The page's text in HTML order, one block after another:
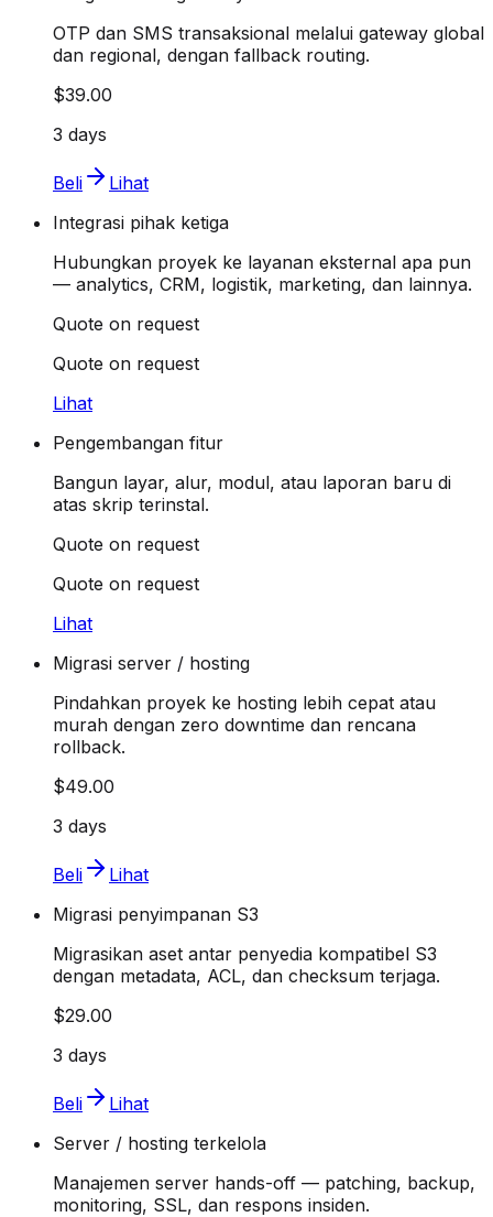
OTP dan SMS transaksional melalui gateway global
dan regional, dengan fallback routing.
$39.00
3 days
Beli
Lihat
Integrasi pihak ketiga
Hubungkan proyek ke layanan eksternal apa pun
— analytics, CRM, logistik, marketing, dan lainnya.
Quote on request
Quote on request
Lihat
Pengembangan fitur
Bangun layar, alur, modul, atau laporan baru di
atas skrip terinstal.
Quote on request
Quote on request
Lihat
Migrasi server / hosting
Pindahkan proyek ke hosting lebih cepat atau
murah dengan zero downtime dan rencana
rollback.
$49.00
3 days
Beli
Lihat
Migrasi penyimpanan S3
Migrasikan aset antar penyedia kompatibel S3
dengan metadata, ACL, dan checksum terjaga.
$29.00
3 days
Beli
Lihat
Server / hosting terkelola
Manajemen server hands-off — patching, backup,
monitoring, SSL, dan respons insiden.